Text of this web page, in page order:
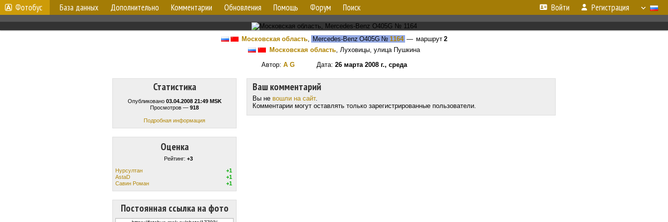
Фотобус База данных Дополнительно Комментарии Обновления Помощь Форум Поиск Войти Регистрация
Московская область, Mercedes-Benz O405G№ 1164 — маршрут 2
Московская область, Луховицы, улица Пушкина
Автор: A GДата: 26 марта 2008 г., среда
Статистика
Опубликовано 03.04.2008 21:49 MSK
Просмотров — 918
Подробная информация
Оценка
Рейтинг: +3
Нурсултан
+1
AstaD
+1
Савин Роман
+1
Постоянная ссылка на фото
Ваш комментарий
Вы не вошли на сайт.
Комментарии могут оставлять только зарегистрированные пользователи.